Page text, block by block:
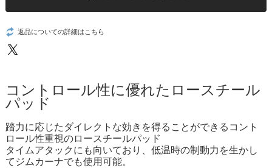
返品についての詳細はこちら
コントロール性に優れたロースチール
パッド
踏力に応じたダイレクトな効きを得ることができるコント
ロール性重視のロースチールパッド
タイムアタックにも向いており、低温時の制動力を生かし
てジムカーナでも使用可能。